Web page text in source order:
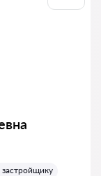
застройщику